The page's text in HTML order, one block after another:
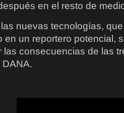
en el resto de
nuevas tecnologías,
en un reportero potencial,
las consecuencias de las
DANA.